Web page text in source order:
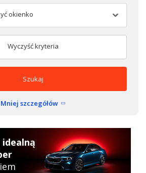
okienko
Wyczyść kryteria
Mniej szczegółów
Szukaj
idealną